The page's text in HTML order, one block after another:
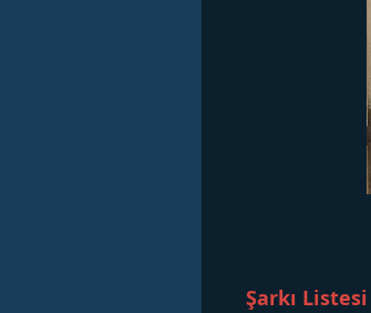
Şarkı Listesi